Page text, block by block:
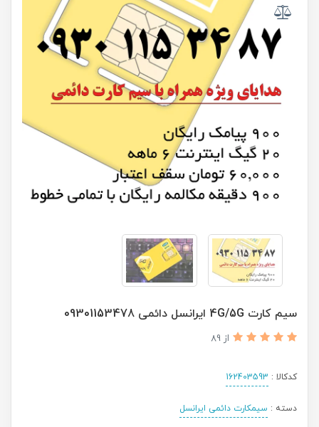
سیم کارت 4G/5G ایرانسل دائمی 09301153478
از 89
کدکالا : 162403593
دسته : سیمکارت دائمی ایرانسل